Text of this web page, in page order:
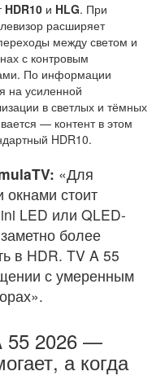
HDR10 и HLG. При
расширяет
между светом и
с контровым
По информации
на усиленной
в светлых и тёмных
— контент в этом
HDR10.
«Для
окнами стоит
LED или QLED-
более
в HDR. TV A 55
с умеренным
55 2026 —
а когда